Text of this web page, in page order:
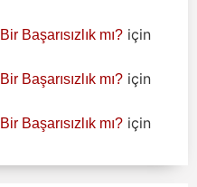
Başarısızlık mı? için
Başarısızlık mı? için
Başarısızlık mı? için